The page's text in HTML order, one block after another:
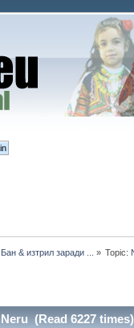
Бан & изтрил заради ... » Topic:
(Read 6227 times)